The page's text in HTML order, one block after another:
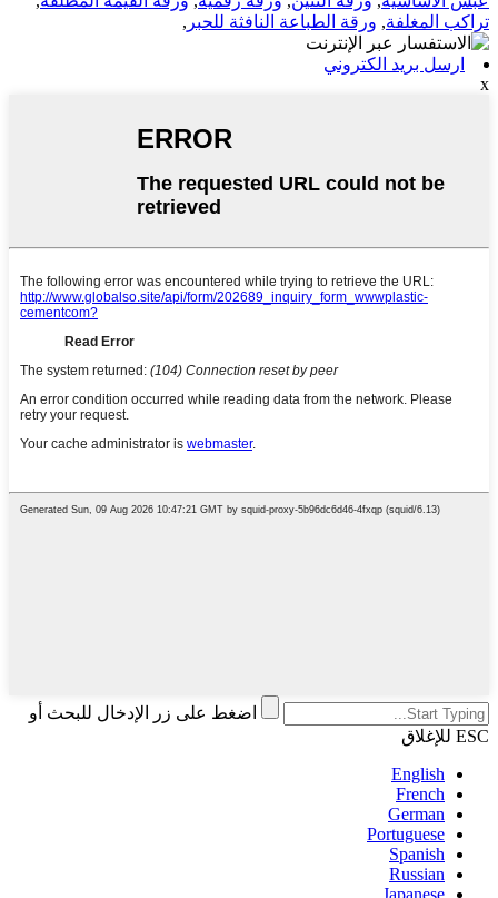
تراكب المغلفة, ورقة الطباعة النافثة للحبر ,
ارسل بريد الكتروني
x
اضغط على زر الإدخال للبحث أو
ESC للإغلاق
English
French
German
Portuguese
Spanish
Russian